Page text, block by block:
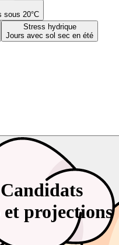
sous 20°C
Stress hydrique
Jours avec sol sec en été
et projections